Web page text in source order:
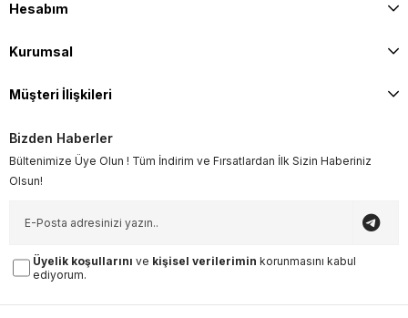
Hesabım
Kurumsal
Müşteri İlişkileri
Bizden Haberler
Bültenimize Üye Olun ! Tüm İndirim ve Fırsatlardan İlk Sizin Haberiniz
Olsun!
Üyelik koşullarını ve kişisel verilerimin korunmasını kabul
ediyorum.